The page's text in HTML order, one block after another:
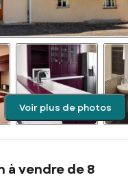
Voir plus de photos
à vendre de 8